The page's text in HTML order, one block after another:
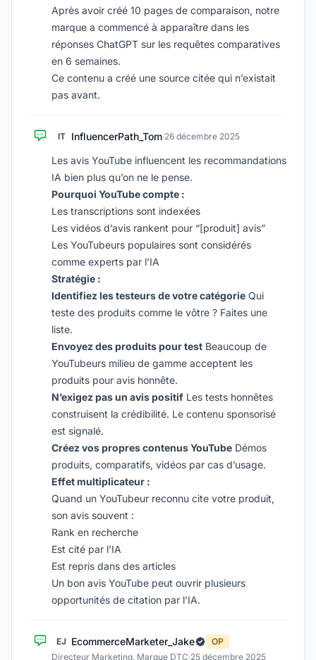
Après avoir créé 10 pages de comparaison, notre
marque a commencé à apparaître dans les
réponses ChatGPT sur les requêtes comparatives
en 6 semaines.
Ce contenu a créé une source citée qui n’existait
pas avant.
IT InfluencerPath_Tom·26 décembre 2025
Les avis YouTube influencent les recommandations
IA bien plus qu’on ne le pense.
Pourquoi YouTube compte :
Les transcriptions sont indexées
Les vidéos d’avis rankent pour “[produit] avis”
Les YouTubeurs populaires sont considérés
comme experts par l’IA
Stratégie :
Identifiez les testeurs de votre catégorie Qui
teste des produits comme le vôtre ? Faites une
liste.
Envoyez des produits pour test Beaucoup de
YouTubeurs milieu de gamme acceptent les
produits pour avis honnête.
N’exigez pas un avis positif Les tests honnêtes
construisent la crédibilité. Le contenu sponsorisé
est signalé.
Créez vos propres contenus YouTube Démos
produits, comparatifs, vidéos par cas d’usage.
Effet multiplicateur :
Quand un YouTubeur reconnu cite votre produit,
son avis souvent :
Rank en recherche
Est cité par l’IA
Est repris dans des articles
Un bon avis YouTube peut ouvrir plusieurs
opportunités de citation par l’IA.
EJ EcommerceMarketer_Jake
OP
Directeur Marketing, Marque DTC·25 décembre 2025